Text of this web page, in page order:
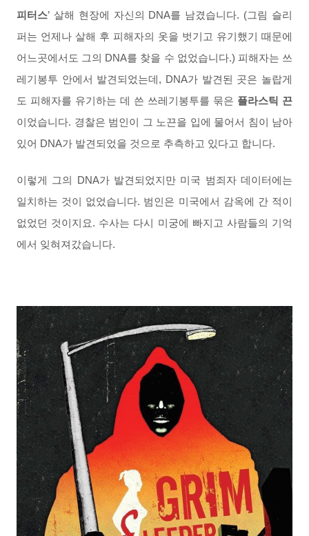
피터스’ 살해 현장에 자신의 DNA를 남겼습니다. (그림 슬리
퍼는 언제나 살해 후 피해자의 옷을 벗기고 유기했기 때문에
어느곳에서도 그의 DNA를 찾을 수 없었습니다.) 피해자는 쓰
레기봉투 안에서 발견되었는데, DNA가 발견된 곳은 놀랍게
도 피해자를 유기하는 데 쓴 쓰레기봉투를 묶은 플라스틱 끈
이었습니다. 경찰은 범인이 그 노끈을 입에 물어서 침이 남아
있어 DNA가 발견되었을 것으로 추측하고 있다고 합니다.
이렇게 그의 DNA가 발견되었지만 미국 범죄자 데이터에는
일치하는 것이 없었습니다. 범인은 미국에서 감옥에 간 적이
없었던 것이지요. 수사는 다시 미궁에 빠지고 사람들의 기억
에서 잊혀져갔습니다.